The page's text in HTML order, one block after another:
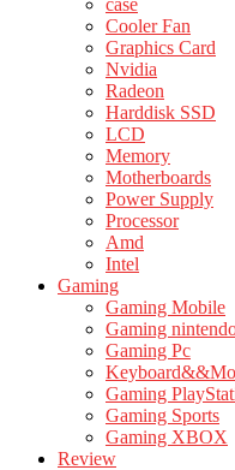
case
Cooler Fan
Graphics Card
Nvidia
Radeon
Harddisk SSD
LCD
Memory
Motherboards
Power Supply
Processor
Amd
Intel
Gaming
Gaming Mobile
Gaming
Gaming Pc
Gaming
Gaming Sports
Gaming XBOX
Review